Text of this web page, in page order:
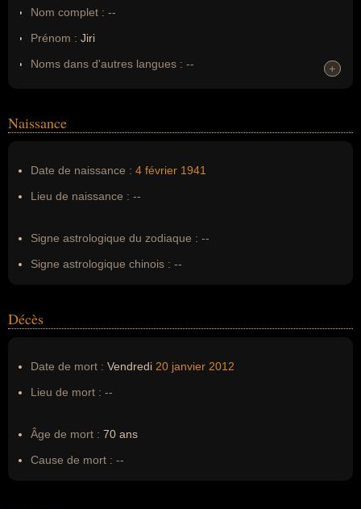
Nom complet : --
Prénom : Jiri
Noms dans d'autres langues : --
Nom de famille :Raska
+
+
Naissance
Date de naissance : 4 février 1941
Lieu de naissance : --
Signe astrologique du zodiaque : --
Signe astrologique chinois : --
Décès
Date de mort : Vendredi 20 janvier 2012
Lieu de mort : --
Âge de mort : 70 ans
Cause de mort : --